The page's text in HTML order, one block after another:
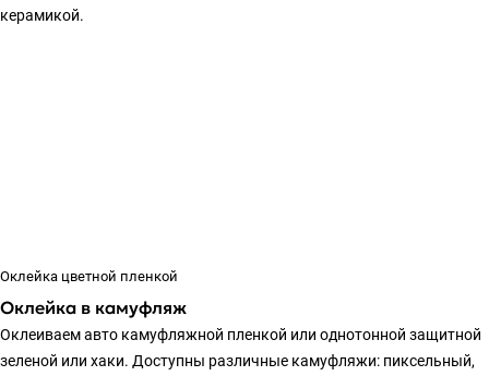
керамикой.
Оклейка цветной пленкой
Оклейка в камуфляж
Оклеиваем авто камуфляжной пленкой или однотонной защитной
зеленой или хаки. Доступны различные камуфляжи: пиксельный,